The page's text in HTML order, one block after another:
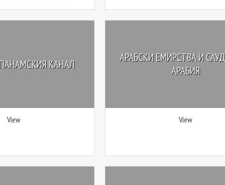
КАНАЛ
View
АРАБСКИ ЕМИРСТВА И
АРАБИЯ
View